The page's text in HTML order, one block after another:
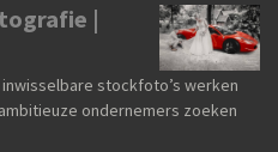
|
stockfoto’s werken
ondernemers zoeken